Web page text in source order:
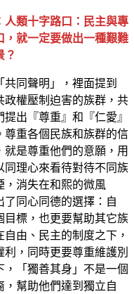
類十字路口：民主與專
就一定要做出一種艱難
？
同聲明」，裡面提到
政權壓制迫害的族群，共
出『尊重』和『仁愛』
尊重各個民族和族群的信
是尊重他們的意願，用
理心來看待對待不同族
，消失在和熙的微風
同心同德的選擇：自
目標，也更要幫助其它族
由、民主的制度之下，
，同時更要尊重維護別
「獨善其身」不是一個
幫助他們達到獨立自